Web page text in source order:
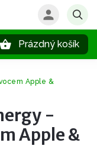
Prázdný košík
Apple &
-
Apple &